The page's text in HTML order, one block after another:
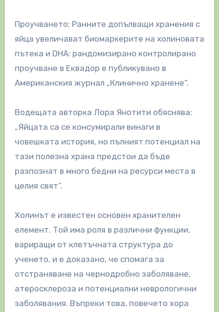
Проучването: Ранните допълващи хранения с
яйца увеличават биомаркерите на холиновата
пътека и DHA: рандомизирано контролирано
проучване в Еквадор е публикувано в
Американския журнал „Клинично хранене“.
Водещата авторка Лора Янотити обяснява:
„Яйцата са се консумирали винаги в
човешката история, но пълният потенциал на
тази полезна храна предстои да бъде
разпознат в много бедни на ресурси места в
целия свят“.
Холинът е известен основен хранителен
елемент. Той има роля в различни функции,
вариращи от клетъчната структура до
ученето, и е доказано, че спомага за
отстраняване на чернодробно заболяване,
атеросклероза и потенциални неврологични
заболявания. Въпреки това, повечето хора